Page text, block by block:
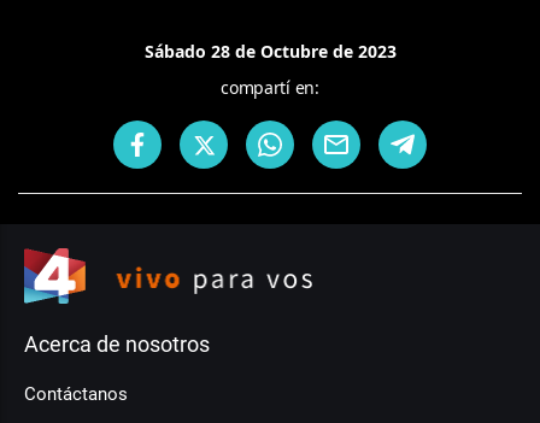
Sábado 28 de Octubre de 2023
compartí en:
Acerca de nosotros
Contáctanos